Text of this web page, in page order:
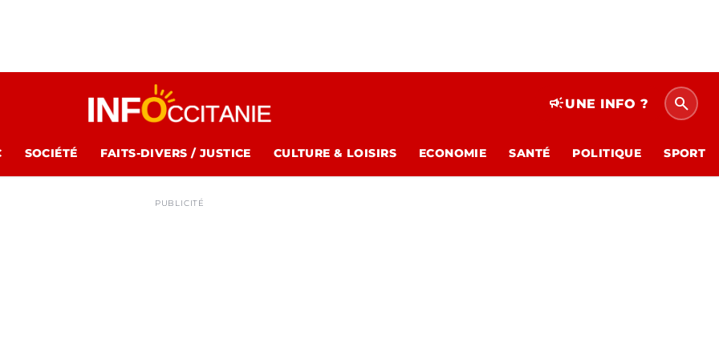
campaignUNE INFO ? search
SOCIÉTÉ FAITS-DIVERS / JUSTICE CULTURE & LOISIRS ECONOMIE SANTÉ POLITIQUE SPORT
PUBLICITÉ